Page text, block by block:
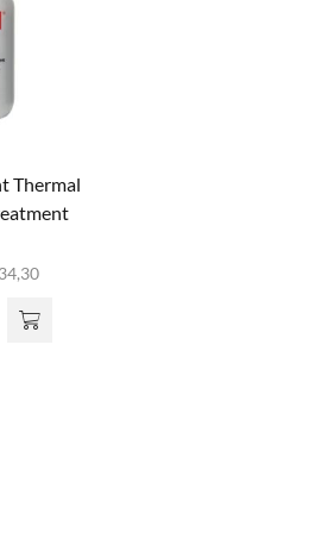
Thermal
Prijsklasse:
tot